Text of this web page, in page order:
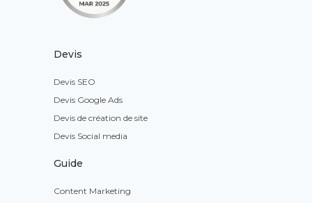
Devis
Devis SEO
Devis Google Ads
Devis de création de site
Devis Social media
Guide
Content Marketing